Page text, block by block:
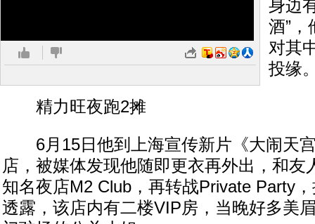
身边
酒”，
对其
投缘
精力旺夜跑2摊
6月15日他到上海宣传新片《大闹天
店，被媒体发现他随即更衣再外出，和友
知名夜店M2 Club，再转战Private Party
透露，该店内有二楼VIP房，当晚好多美